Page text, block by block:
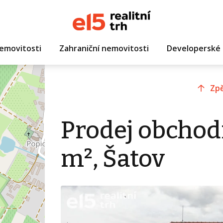
Zahraniční nemovitosti
Prodej
m², Šatov